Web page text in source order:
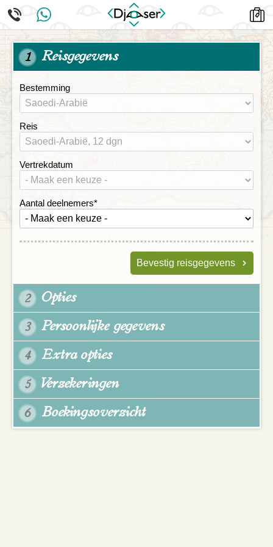
1 Reisgegevens
Bestemming
Reis
Vertrekdatum
Aantal deelnemers*
Bevestig reisgegevens
2 Opties
3 Persoonlijke gegevens
4 Extra opties
5 Verzekeringen
6 Boekingsoverzicht